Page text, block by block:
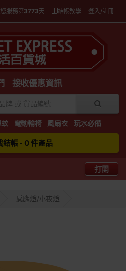
服務第3773天 結帳教學 登入/註冊
接收優惠資訊
蚊 電動輪椅 風扇衣 玩水必備
結帳 - 0 件產品
打開
感應燈/小夜燈